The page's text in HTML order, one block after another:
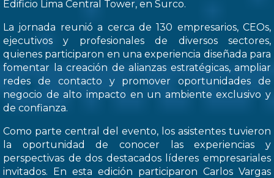
Edificio Lima Central Tower, en Surco.
La jornada reunió a cerca de 130 empresarios, CEOs,
ejecutivos y profesionales de diversos sectores,
quienes participaron en una experiencia diseñada para
fomentar la creación de alianzas estratégicas, ampliar
redes de contacto y promover oportunidades de
negocio de alto impacto en un ambiente exclusivo y
de confianza.
Como parte central del evento, los asistentes tuvieron
la oportunidad de conocer las experiencias y
perspectivas de dos destacados líderes empresariales
invitados. En esta edición participaron Carlos Vargas